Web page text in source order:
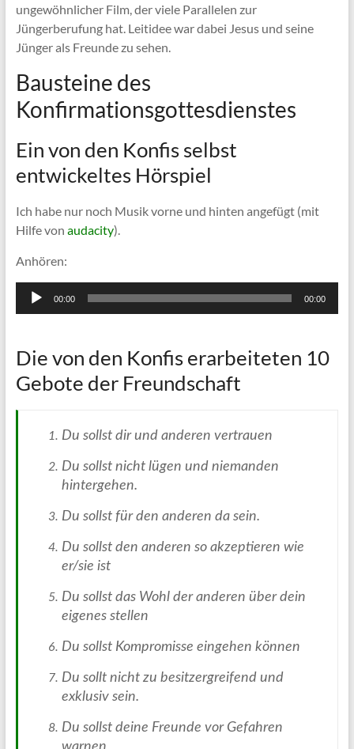
ungewöhnlicher Film, der viele Parallelen zur
Jüngerberufung hat. Leitidee war dabei Jesus und seine
Jünger als Freunde zu sehen.
Bausteine des
Konfirmationsgottesdienstes
Ein von den Konfis selbst
entwickeltes Hörspiel
Ich habe nur noch Musik vorne und hinten angefügt (mit
Hilfe von audacity).
Anhören:
Audio-
Player
00:00 00:00
Die von den Konfis erarbeiteten 10
Gebote der Freundschaft
Du sollst dir und anderen vertrauen
Du sollst nicht lügen und niemanden
hintergehen.
Du sollst für den anderen da sein.
Du sollst den anderen so akzeptieren wie
er/sie ist
Du sollst das Wohl der anderen über dein
eigenes stellen
Du sollst Kompromisse eingehen können
Du sollt nicht zu besitzergreifend und
exklusiv sein.
Du sollst deine Freunde vor Gefahren